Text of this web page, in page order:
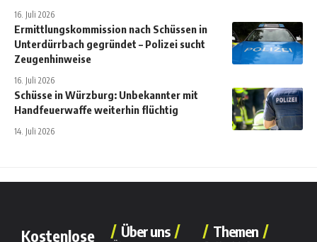
16. Juli 2026
Ermittlungskommission nach Schüssen in
Unterdürrbach gegründet – Polizei sucht
Zeugenhinweise
16. Juli 2026
Schüsse in Würzburg: Unbekannter mit
Handfeuerwaffe weiterhin flüchtig
14. Juli 2026
Kostenlose Über uns Themen